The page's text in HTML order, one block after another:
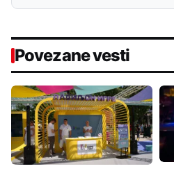
Povezane vesti